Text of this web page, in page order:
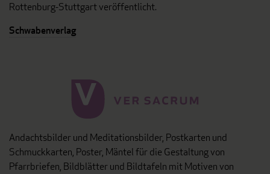
Rottenburg-Stuttgart veröffentlicht.
Schwabenverlag
Andachtsbilder und Meditationsbilder, Postkarten und
Schmuckkarten, Poster, Mäntel für die Gestaltung von
Pfarrbriefen, Bildblätter und Bildtafeln mit Motiven von